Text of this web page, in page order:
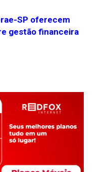
SP oferecem
gestão financeira